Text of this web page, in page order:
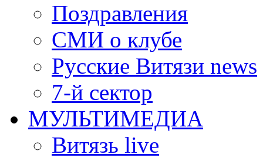
Поздравления
СМИ о клубе
Русские Витязи news
7-й сектор
МУЛЬТИМЕДИА
Витязь live